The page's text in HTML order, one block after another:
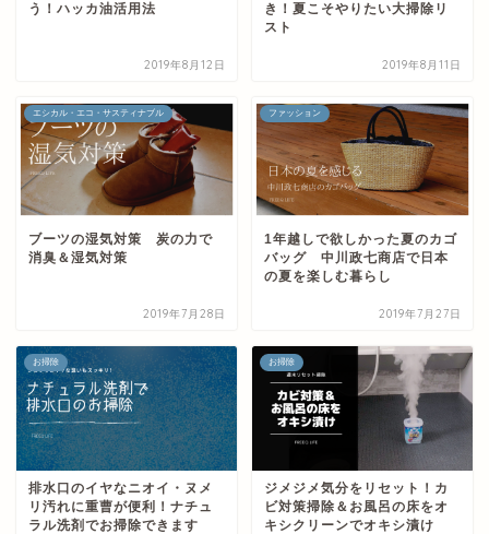
う！ハッカ油活用法
2019年8月12日
き！夏こそやりたい大掃除リ
スト
2019年8月11日
エシカル・エコ・サスティナブル
ブーツの湿気対策 炭の力で
消臭＆湿気対策
2019年7月28日
ファッション
1年越しで欲しかった夏のカゴ
バッグ 中川政七商店で日本
の夏を楽しむ暮らし
2019年7月27日
お掃除
排水口のイヤなニオイ・ヌメ
リ汚れに重曹が便利！ナチュ
ラル洗剤でお掃除できます
お掃除
ジメジメ気分をリセット！カ
ビ対策掃除＆お風呂の床をオ
キシクリーンでオキシ漬け